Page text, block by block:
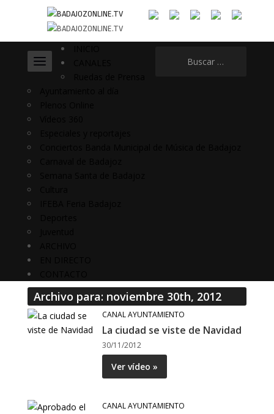
Archivo para: noviembre 30th, 2012
CANAL AYUNTAMIENTO
La ciudad se viste de Navidad
30/11/2012
Ver vídeo »
CANAL AYUNTAMIENTO